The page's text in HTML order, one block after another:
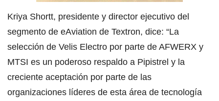
Kriya Shortt, presidente y director ejecutivo del
segmento de eAviation de Textron, dice: “La
selección de Velis Electro por parte de AFWERX y
MTSI es un poderoso respaldo a Pipistrel y la
creciente aceptación por parte de las
organizaciones líderes de esta área de tecnología